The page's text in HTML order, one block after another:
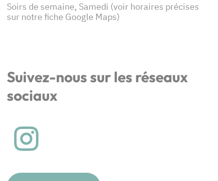
Soirs de semaine, Samedi (voir horaires précises
sur notre fiche Google Maps)
Suivez-nous sur les réseaux
sociaux